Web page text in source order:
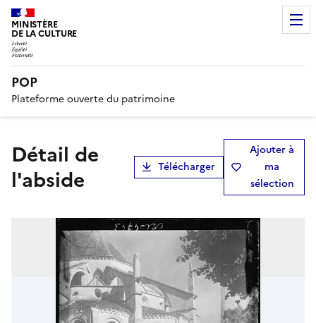
MINISTÈRE
DE LA CULTURE
POP
Plateforme ouverte du patrimoine
Détail de
l'abside
Télécharger
Ajouter à
ma
sélection